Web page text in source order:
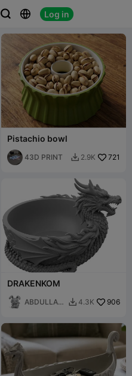
  Log in
 
Pistachio bowl
43D PRINT  2.9K 721
DRAKENKOM
ABDULLAH
 4.3K 906